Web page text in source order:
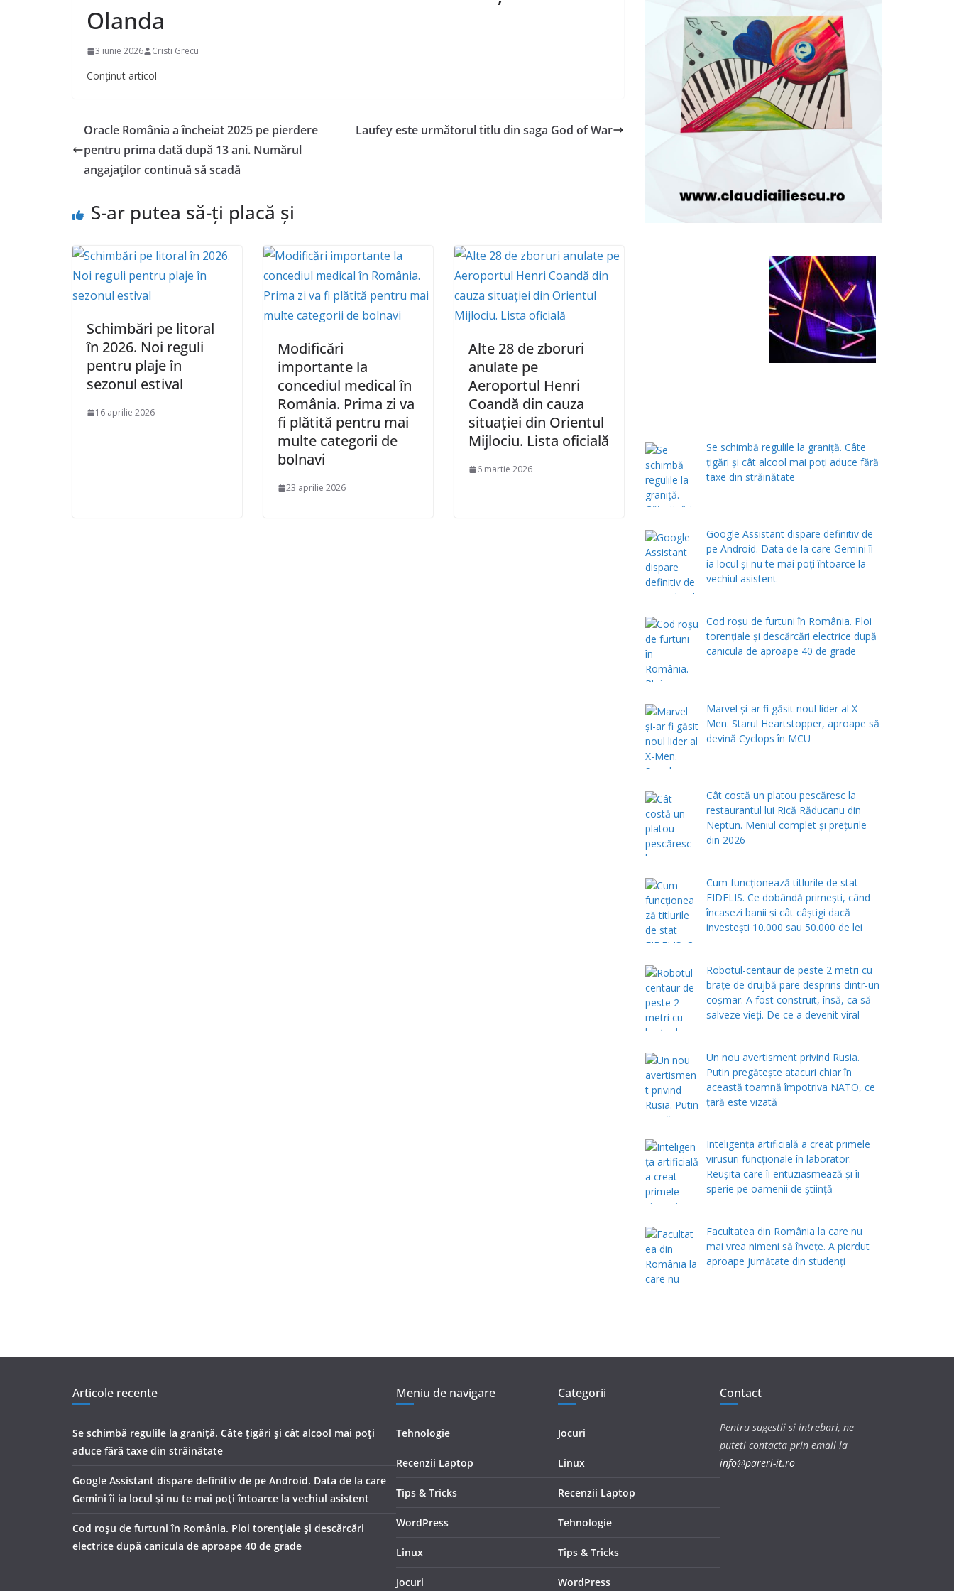
Olanda
3 iunie 2026 Cristi Grecu
Conținut articol
Oracle România a încheiat 2025 pe pierdere
pentru prima dată după 13 ani. Numărul
angajaților continuă să scadă
Laufey este următorul titlu din saga God of War
S-ar putea să-ți placă și
Schimbări pe litoral
în 2026. Noi reguli
pentru plaje în
sezonul estival
16 aprilie 2026
Modificări
importante la
concediul medical în
România. Prima zi va
fi plătită pentru mai
multe categorii de
bolnavi
23 aprilie 2026
Alte 28 de zboruri
anulate pe
Aeroportul Henri
Coandă din cauza
situației din Orientul
Mijlociu. Lista oficială
6 martie 2026
Se schimbă regulile la graniță. Câte
țigări și cât alcool mai poți aduce fără
taxe din străinătate
Google Assistant dispare definitiv de
pe Android. Data de la care Gemini îi
ia locul și nu te mai poți întoarce la
vechiul asistent
Cod roșu de furtuni în România. Ploi
torențiale și descărcări electrice după
canicula de aproape 40 de grade
Marvel și-ar fi găsit noul lider al X-
Men. Starul Heartstopper, aproape să
devină Cyclops în MCU
Cât costă un platou pescăresc la
restaurantul lui Rică Răducanu din
Neptun. Meniul complet şi preţurile
din 2026
Cum funcționează titlurile de stat
FIDELIS. Ce dobândă primești, când
încasezi banii şi cât câștigi dacă
investești 10.000 sau 50.000 de lei
Robotul-centaur de peste 2 metri cu
brațe de drujbă pare desprins dintr-un
coșmar. A fost construit, însă, ca să
salveze vieți. De ce a devenit viral
Un nou avertisment privind Rusia.
Putin pregăteşte atacuri chiar în
această toamnă împotriva NATO, ce
țară este vizată
Inteligența artificială a creat primele
virusuri funcționale în laborator.
Reușita care îi entuziasmează și îi
sperie pe oamenii de știință
Facultatea din România la care nu
mai vrea nimeni să înveţe. A pierdut
aproape jumătate din studenţi
Articole recente
Se schimbă regulile la graniță. Câte țigări și cât alcool mai poți
aduce fără taxe din străinătate
Google Assistant dispare definitiv de pe Android. Data de la care
Gemini îi ia locul și nu te mai poți întoarce la vechiul asistent
Cod roșu de furtuni în România. Ploi torențiale și descărcări
electrice după canicula de aproape 40 de grade
Meniu de navigare
Tehnologie
Recenzii Laptop
Tips & Tricks
WordPress
Linux
Jocuri
Categorii
Jocuri
Linux
Recenzii Laptop
Tehnologie
Tips & Tricks
WordPress
Contact
Pentru sugestii si intrebari, ne
puteti contacta prin email la
info@pareri-it.ro